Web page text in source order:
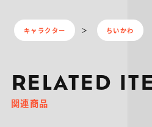
キャラクター ちいかわ
RELATED
関連商品